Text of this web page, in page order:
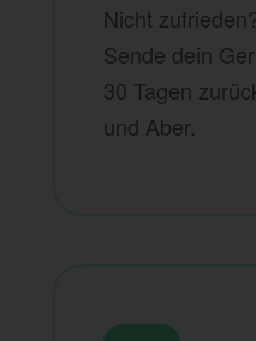
Nicht
Sende dein
30 Tagen
und Aber.